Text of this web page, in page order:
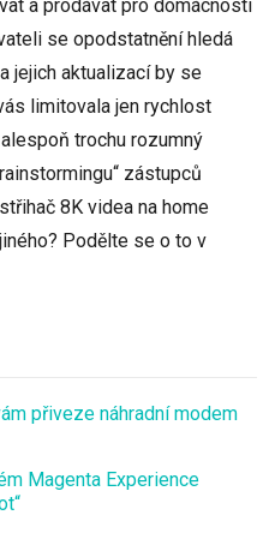
a prodávat pro domácnosti
se opodstatnění hledá
jejich aktualizací by se
limitovala jen rychlost
trochu rozumný
zástupců
8K videa na home
Podělte se o to v
přiveze náhradní modem
Magenta Experience